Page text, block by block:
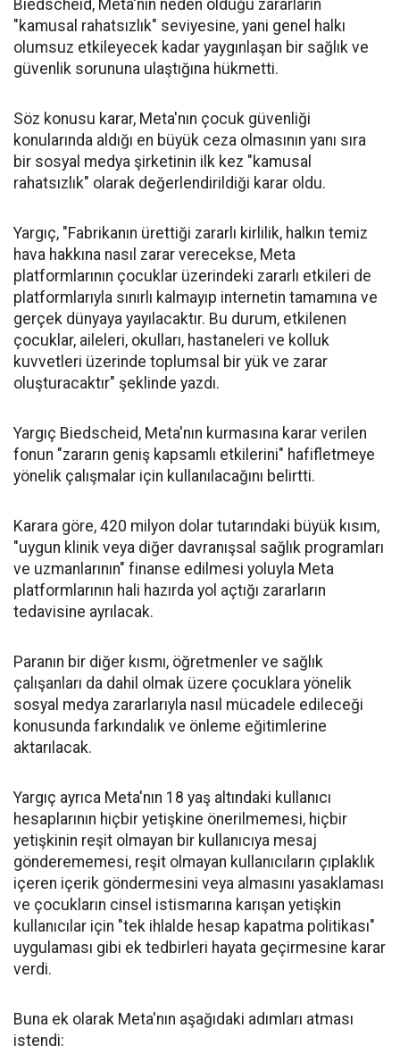
Biedscheid, Meta'nın neden olduğu zararların
"kamusal rahatsızlık" seviyesine, yani genel halkı
olumsuz etkileyecek kadar yaygınlaşan bir sağlık ve
güvenlik sorununa ulaştığına hükmetti.
Söz konusu karar, Meta'nın çocuk güvenliği
konularında aldığı en büyük ceza olmasının yanı sıra
bir sosyal medya şirketinin ilk kez "kamusal
rahatsızlık" olarak değerlendirildiği karar oldu.
Yargıç, "Fabrikanın ürettiği zararlı kirlilik, halkın temiz
hava hakkına nasıl zarar verecekse, Meta
platformlarının çocuklar üzerindeki zararlı etkileri de
platformlarıyla sınırlı kalmayıp internetin tamamına ve
gerçek dünyaya yayılacaktır. Bu durum, etkilenen
çocuklar, aileleri, okulları, hastaneleri ve kolluk
kuvvetleri üzerinde toplumsal bir yük ve zarar
oluşturacaktır" şeklinde yazdı.
Yargıç Biedscheid, Meta'nın kurmasına karar verilen
fonun "zararın geniş kapsamlı etkilerini" hafifletmeye
yönelik çalışmalar için kullanılacağını belirtti.
Karara göre, 420 milyon dolar tutarındaki büyük kısım,
"uygun klinik veya diğer davranışsal sağlık programları
ve uzmanlarının" finanse edilmesi yoluyla Meta
platformlarının hali hazırda yol açtığı zararların
tedavisine ayrılacak.
Paranın bir diğer kısmı, öğretmenler ve sağlık
çalışanları da dahil olmak üzere çocuklara yönelik
sosyal medya zararlarıyla nasıl mücadele edileceği
konusunda farkındalık ve önleme eğitimlerine
aktarılacak.
Yargıç ayrıca Meta'nın 18 yaş altındaki kullanıcı
hesaplarının hiçbir yetişkine önerilmemesi, hiçbir
yetişkinin reşit olmayan bir kullanıcıya mesaj
gönderememesi, reşit olmayan kullanıcıların çıplaklık
içeren içerik göndermesini veya almasını yasaklaması
ve çocukların cinsel istismarına karışan yetişkin
kullanıcılar için "tek ihlalde hesap kapatma politikası"
uygulaması gibi ek tedbirleri hayata geçirmesine karar
verdi.
Buna ek olarak Meta'nın aşağıdaki adımları atması
istendi: